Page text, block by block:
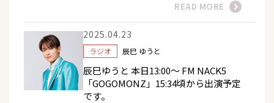
READ MORE
2025.04.23
ラジオ 辰巳 ゆうと
辰巳ゆうと 本日13:00～ FM NACK5
「GOGOMONZ」15:34頃から出演予定
です。